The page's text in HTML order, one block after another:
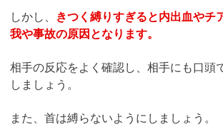
しかし、 きつく縛りすぎると内出血やチ
我や事故の原因となります。
相手の反応をよく確認し、相手にも口頭
しましょう。
また、首は縛らないようにしましょう。